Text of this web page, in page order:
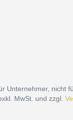
Unternehmer, nicht
MwSt. und zzgl.